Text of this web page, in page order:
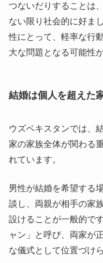
つないだりすることは
ない限り社会的に好ま
性にとって、軽率な行
大な問題となる可能性
結婚は個人を超えた
ウズベキスタンでは、
家の家族全体が関わる
れています。
男性が結婚を希望する
談し、両親が相手の家
設けることが一般的で
ャン」と呼び、両家が
な儀式として位置づけ